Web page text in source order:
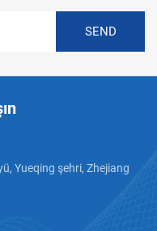
Yueqing şehri, Zhejiang